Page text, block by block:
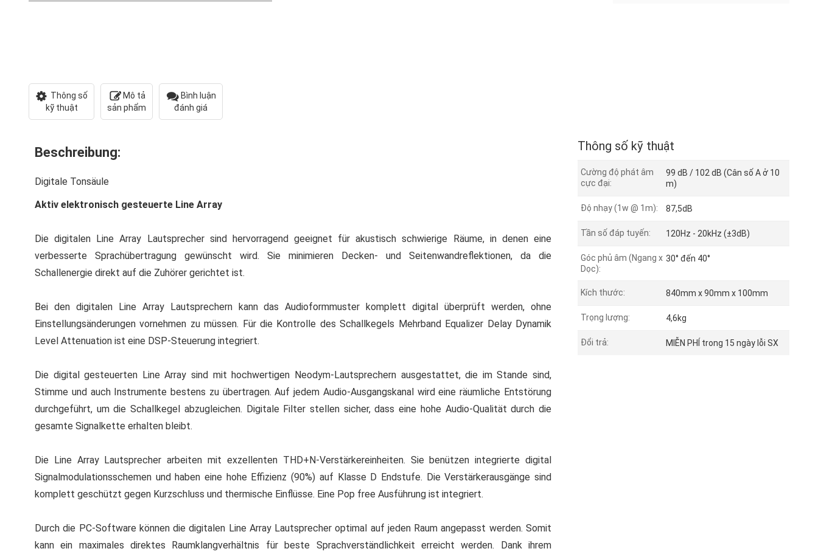
Thông số
kỹ thuật
Mô tả
sản phẩm
Bình luận
đánh giá
Beschreibung:
Digitale Tonsäule
Aktiv elektronisch gesteuerte Line Array
Die digitalen Line Array Lautsprecher sind hervorragend geeignet für akustisch schwierige Räume, in denen eine
verbesserte Sprachübertragung gewünscht wird. Sie minimieren Decken- und Seitenwandreflektionen, da die
Schallenergie direkt auf die Zuhörer gerichtet ist.
Bei den digitalen Line Array Lautsprechern kann das Audioformmuster komplett digital überprüft werden, ohne
Einstellungsänderungen vornehmen zu müssen. Für die Kontrolle des Schallkegels Mehrband Equalizer Delay Dynamik
Level Attenuation ist eine DSP-Steuerung integriert.
Die digital gesteuerten Line Array sind mit hochwertigen Neodym-Lautsprechern ausgestattet, die im Stande sind,
Stimme und auch Instrumente bestens zu übertragen. Auf jedem Audio-Ausgangskanal wird eine räumliche Entstörung
durchgeführt, um die Schallkegel abzugleichen. Digitale Filter stellen sicher, dass eine hohe Audio-Qualität durch die
gesamte Signalkette erhalten bleibt.
Die Line Array Lautsprecher arbeiten mit exzellenten THD+N-Verstärkereinheiten. Sie benützen integrierte digital
Signalmodulationsschemen und haben eine hohe Effizienz (90%) auf Klasse D Endstufe. Die Verstärkerausgänge sind
komplett geschützt gegen Kurzschluss und thermische Einflüsse. Eine Pop free Ausführung ist integriert.
Durch die PC-Software können die digitalen Line Array Lautsprecher optimal auf jeden Raum angepasst werden. Somit
kann ein maximales direktes Raumklangverhältnis für beste Sprachverständlichkeit erreicht werden. Dank ihrem
Thông số kỹ thuật
Cường độ phát âm
cực đại:
99 dB / 102 dB (Cân số A ở 10
m)
Độ nhạy (1w @ 1m): 87,5dB
Tần số đáp tuyến: 120Hz - 20kHz (±3dB)
Góc phủ âm (Ngang x
Dọc):
30° đến 40°
Kích thước: 840mm x 90mm x 100mm
Trọng lượng: 4,6kg
Đổi trả: MIỄN PHÍ trong 15 ngày lỗi SX